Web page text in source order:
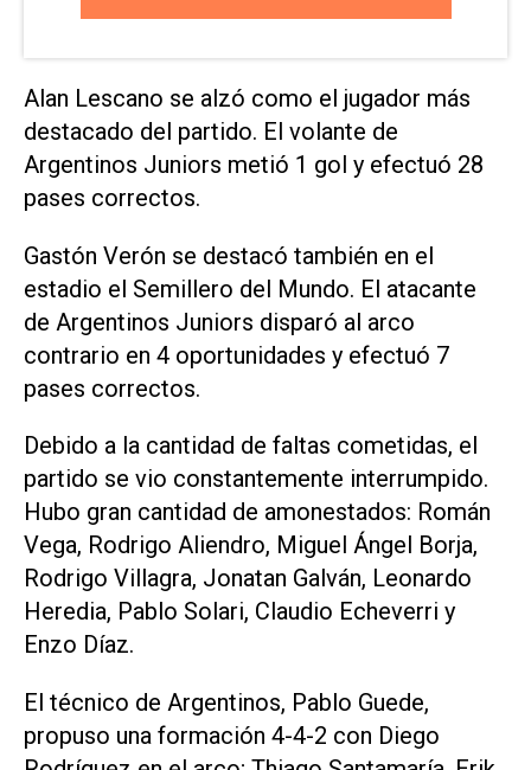
Alan Lescano se alzó como el jugador más
destacado del partido. El volante de
Argentinos Juniors metió 1 gol y efectuó 28
pases correctos.
Gastón Verón se destacó también en el
estadio el Semillero del Mundo. El atacante
de Argentinos Juniors disparó al arco
contrario en 4 oportunidades y efectuó 7
pases correctos.
Debido a la cantidad de faltas cometidas, el
partido se vio constantemente interrumpido.
Hubo gran cantidad de amonestados: Román
Vega, Rodrigo Aliendro, Miguel Ángel Borja,
Rodrigo Villagra, Jonatan Galván, Leonardo
Heredia, Pablo Solari, Claudio Echeverri y
Enzo Díaz.
El técnico de Argentinos, Pablo Guede,
propuso una formación 4-4-2 con Diego